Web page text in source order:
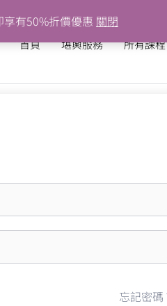
有50%折價優惠 關閉
首頁 堪輿服務 所有課程
忘記密碼